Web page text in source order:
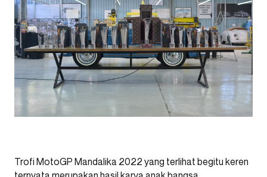
Trofi MotoGP Mandalika 2022 yang terlihat begitu keren